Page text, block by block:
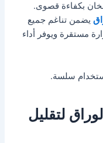
بكفاءة قصوى.
يضمن تناغم جميع
مستقرة ويوفر أداء
سلسة.
لتقليل